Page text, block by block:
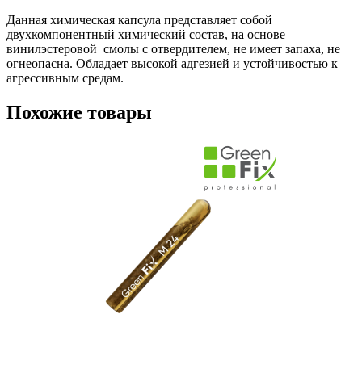
Данная химическая капсула представляет собой
двухкомпонентный химический состав, на основе
винилэстеровой смолы с отвердителем, не имеет запаха, не
огнеопасна. Обладает высокой адгезией и устойчивостью к
агрессивным средам.
Похожие товары